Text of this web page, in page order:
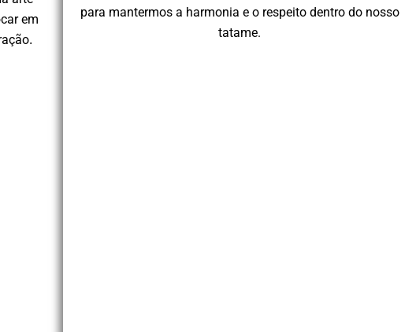
em
.
para mantermos a harmonia e o respeito dentro do nosso
tatame.